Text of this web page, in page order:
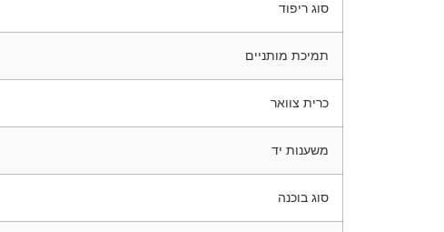
סוג ריפוד
תמיכת מותניים
כרית צוואר
משענות יד
סוג בוכנה